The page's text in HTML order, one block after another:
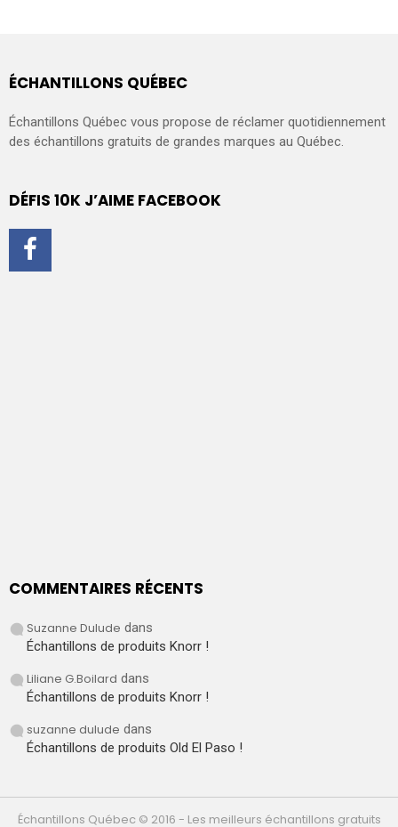
ÉCHANTILLONS QUÉBEC
Échantillons Québec vous propose de réclamer quotidiennement
des échantillons gratuits de grandes marques au Québec.
DÉFIS 10K J’AIME FACEBOOK
COMMENTAIRES RÉCENTS
Suzanne Dulude dans
Échantillons de produits Knorr !
Liliane G.Boilard dans
Échantillons de produits Knorr !
suzanne dulude dans
Échantillons de produits Old El Paso !
Échantillons Québec © 2016 - Les meilleurs échantillons gratuits